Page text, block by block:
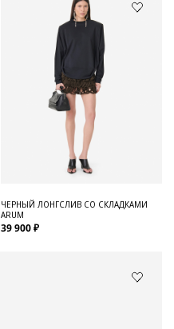
ЧЕРНЫЙ ЛОНГСЛИВ СО СКЛАДКАМИ
ARUM
39 900 ₽